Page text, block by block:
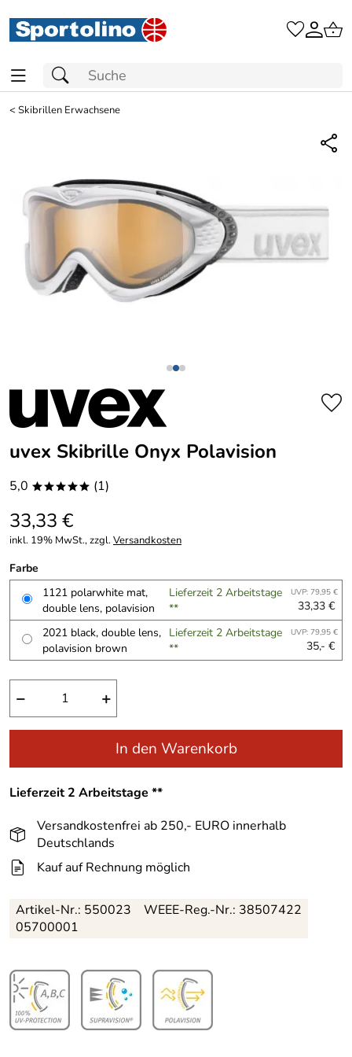
<Skibrillen Erwachsene
uvex Skibrille Onyx Polavision
5,0 ***** (1)
33,33 €
inkl. 19% MwSt., zzgl.Versandkosten
Farbe
1121 polarwhite mat,
double lens, polavision
Lieferzeit 2 Arbeitstage
**
UVP: 79,95 €
33,33 €
2021 black, double lens,
polavision brown
Lieferzeit 2 Arbeitstage
**
UVP: 79,95 €
35,- €
− +
In den Warenkorb
Lieferzeit 2 Arbeitstage **
Versandkostenfrei ab 250,- EURO innerhalb
Deutschlands
Kauf auf Rechnung möglich
Artikel-Nr.: 550023
05700001
WEEE-Reg.-Nr.: 38507422